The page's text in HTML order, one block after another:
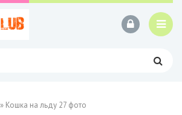
» Кошка на льду 27 фото